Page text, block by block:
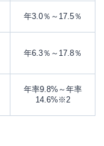
年3.0％～17.5％
年6.3％～17.8％
年率9.8%～年率
14.6%※ 2